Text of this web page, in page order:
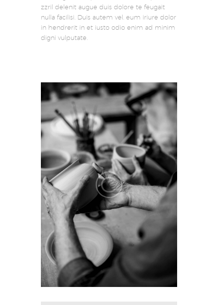
zzril delenit augue duis dolore te feugait
nulla facilisi. Duis autem vel. eum iriure dolor
in hendrerit in et iusto odio enim ad minim
digni vulputate.